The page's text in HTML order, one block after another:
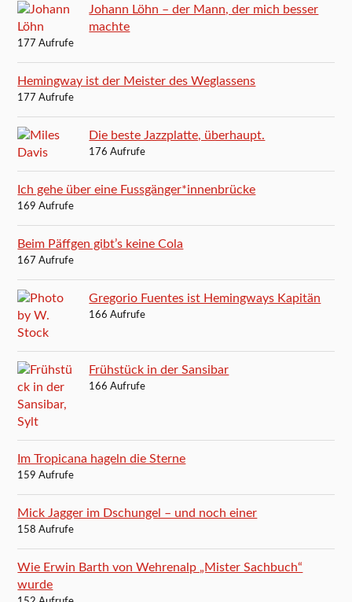
Johann Löhn – der Mann, der mich besser
machte
177 Aufrufe
Hemingway ist der Meister des Weglassens
177 Aufrufe
Die beste Jazzplatte, überhaupt.
176 Aufrufe
Ich gehe über eine Fussgänger*innenbrücke
169 Aufrufe
Beim Päffgen gibt’s keine Cola
167 Aufrufe
Gregorio Fuentes ist Hemingways Kapitän
166 Aufrufe
Frühstück in der Sansibar
166 Aufrufe
Im Tropicana hageln die Sterne
159 Aufrufe
Mick Jagger im Dschungel – und noch einer
158 Aufrufe
Wie Erwin Barth von Wehrenalp „Mister Sachbuch“
wurde